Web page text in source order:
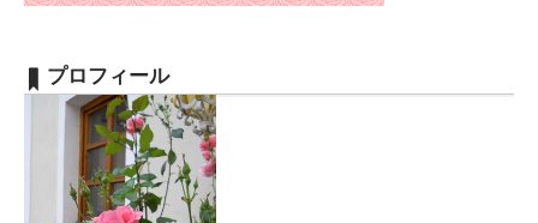
プロフィール